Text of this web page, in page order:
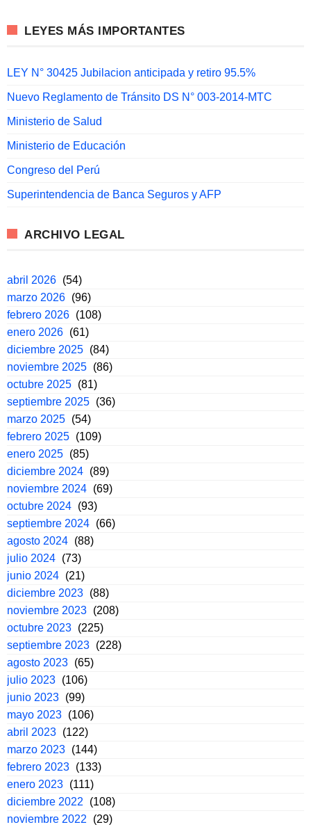
LEYES MÁS IMPORTANTES
LEY N° 30425 Jubilacion anticipada y retiro 95.5%
Nuevo Reglamento de Tránsito DS N° 003-2014-MTC
Ministerio de Salud
Ministerio de Educación
Congreso del Perú
Superintendencia de Banca Seguros y AFP
ARCHIVO LEGAL
abril 2026 (54)
marzo 2026 (96)
febrero 2026 (108)
enero 2026 (61)
diciembre 2025 (84)
noviembre 2025 (86)
octubre 2025 (81)
septiembre 2025 (36)
marzo 2025 (54)
febrero 2025 (109)
enero 2025 (85)
diciembre 2024 (89)
noviembre 2024 (69)
octubre 2024 (93)
septiembre 2024 (66)
agosto 2024 (88)
julio 2024 (73)
junio 2024 (21)
diciembre 2023 (88)
noviembre 2023 (208)
octubre 2023 (225)
septiembre 2023 (228)
agosto 2023 (65)
julio 2023 (106)
junio 2023 (99)
mayo 2023 (106)
abril 2023 (122)
marzo 2023 (144)
febrero 2023 (133)
enero 2023 (111)
diciembre 2022
(108)
noviembre 2022
(29)